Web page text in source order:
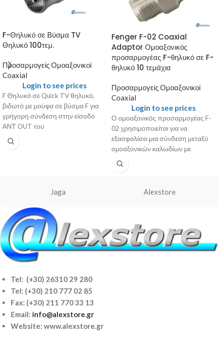
F-Θηλυκό σε Βύσμα TV
Θηλυκό 100τεμ.
Προσαρμογείς Ομοαξονικοί
Coaxial
Login to see prices
F Θηλυκό σε Quick TV θηλυκό,
βιδωτό με μούφα σε βύσμα F για
γρήγορη σύνδεση στην είσοδο
ΑΝΤ OUT του
Fenger F-02 Coaxial
Adaptor Ομοαξονικός
προσαρμογέας F-θηλυκό σε F-
θηλυκό 10 τεμάχια
Προσαρμογείς Ομοαξονικοί
Coaxial
Login to see prices
Ο ομοαξονικός προσαρμογέας F-
02 χρησιμοποιείται για να
εξασφαλίσει μια σύνδεση μεταξύ
ομοαξονικών καλωδίων με
συνδετήρες F-type. Ο F-02
προτείνεται για χρήση με
Jaga Alexstore
Tel: (+30) 26310 29 280
Tel: (+30) 210 777 02 85
Fax: (+30) 211 770 33 13
Email: info@alexstore.gr
Website: www.alexstore.gr